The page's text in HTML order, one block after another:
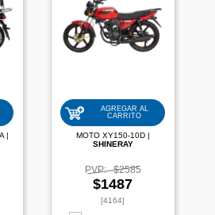
AGREGAR AL
CARRITO
SHINERAY
PVP: $2585
$1487
[4164]